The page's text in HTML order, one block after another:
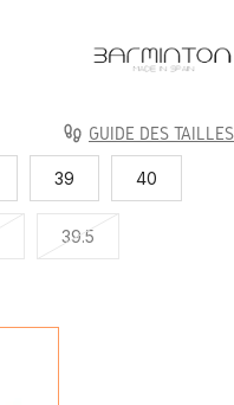
GUIDE DES TAILLES
39 40
39.5